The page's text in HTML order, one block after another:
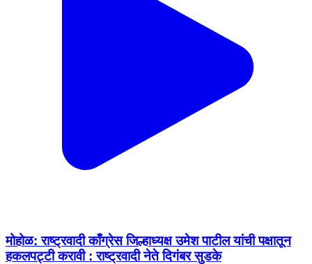
मोहोळ: राष्ट्रवादी काँग्रेस जिल्हाध्यक्ष उमेश पाटील यांची पक्षातून
हकलपट्टी करावी : राष्ट्रवादी नेते दिगंबर सुडके